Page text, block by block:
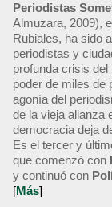
Periodistas
Almuzara, 2009),
Rubiales, ha sido
periodistas y
profunda crisis
poder de miles de
agonía del
de la vieja alianza
democracia deja
Es el tercer y
que comenzó con
y continuó con
[Más]